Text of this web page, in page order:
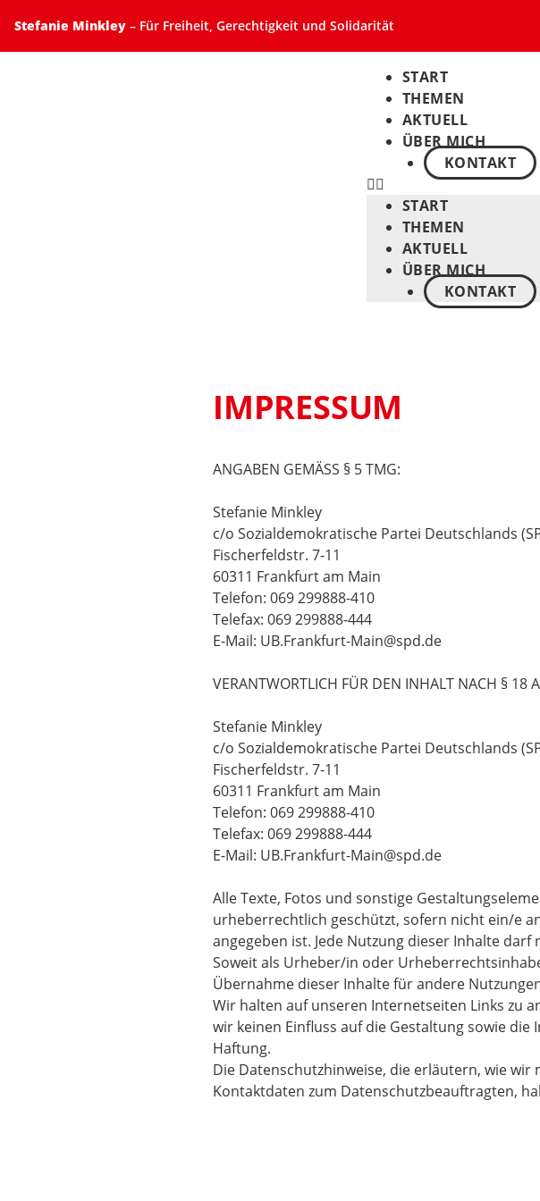
Stefanie Minkley – Für Freiheit, Gerechtigkeit und Solidarität
START
THEMEN
AKTUELL
ÜBER MICH
KONTAKT
START
THEMEN
AKTUELL
ÜBER MICH
KONTAKT
IMPRESSUM
ANGABEN GEMÄSS § 5 TMG:
Stefanie Minkley
c/o Sozialdemokratische Partei Deutschlands
Fischerfeldstr. 7-11
60311 Frankfurt am Main
Telefon: 069 299888-410
Telefax: 069 299888-444
E-Mail: UB.Frankfurt-Main@spd.de
VERANTWORTLICH FÜR DEN INHALT NACH § 18
Stefanie Minkley
c/o Sozialdemokratische Partei Deutschlands
Fischerfeldstr. 7-11
60311 Frankfurt am Main
Telefon: 069 299888-410
Telefax: 069 299888-444
E-Mail: UB.Frankfurt-Main@spd.de
Alle Texte, Fotos und sonstige
urheberrechtlich geschützt, sofern nicht ein/e
angegeben ist. Jede Nutzung dieser Inhalte
Soweit als Urheber/in oder
Übernahme dieser Inhalte für andere
Wir halten auf unseren Internetseiten Links zu
wir keinen Einfluss auf die Gestaltung sowie
Haftung.
Die Datenschutzhinweise, die erläutern, wie
Kontaktdaten zum Datenschutzbeauftragten,